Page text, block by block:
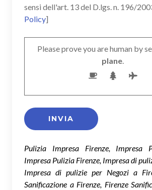
sensi dell'art. 13 del D.lgs. n. 196/
Policy]
Please prove you are human by
plane.
Pulizia Impresa Firenze, Impresa
Impresa Pulizia Firenze, Impresa di
Impresa di pulizie per Negozi a
Sanificazione a Firenze, Firenze